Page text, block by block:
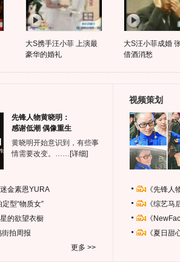
大S携手汪小菲 上演最
豪华的婚礼
大S汪小菲成婚
借酒消愁
先锋人物黄晓明：
感谢低潮 偶像重生
黄晓明开始意识到，有些事
情需要改变。…… [详细]
金素恩YURA
型“物质女”
的欲望衣橱
拍周报
更多 >>
视频策划
《先锋
《综艺
《
《夏日